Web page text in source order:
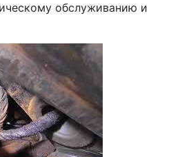
обслуживанию и